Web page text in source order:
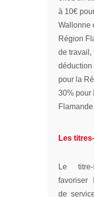
à 10€
Wallonne
Région
de travail,
déduction
pour la
30% pour
Flamande.
Les
Le
favoriser
de